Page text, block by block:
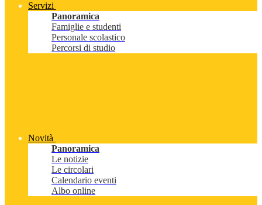
Servizi
Panoramica
Famiglie e studenti
Personale scolastico
Percorsi di studio
Novità
Panoramica
Le notizie
Le circolari
Calendario eventi
Albo online